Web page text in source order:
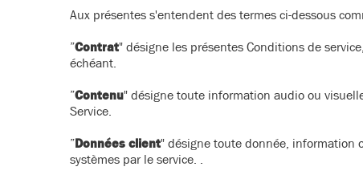
Aux présentes s'entendent des termes ci-dessous
”Contrat" désigne les présentes Conditions de
échéant.
”Contenu" désigne toute information audio ou
Service.
”Données client" désigne toute donnée, information
systèmes par le service. .